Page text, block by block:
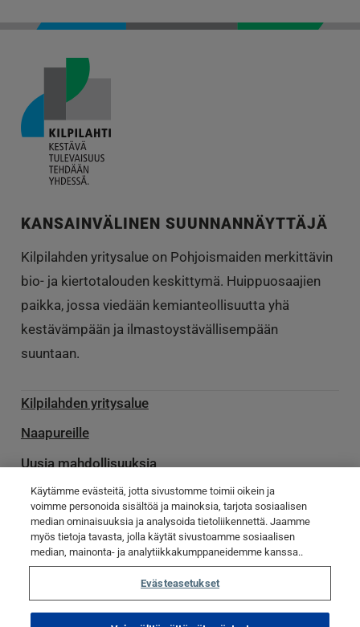
KANSAINVÄLINEN SUUNNANNÄYTTÄJÄ
Kilpilahden yritysalue on Pohjoismaiden merkittävin
bio- ja kiertotalouden keskittymä. Huippuosaajien
paikka, jossa viedään kemianteollisuutta yhä
kestävämpään ja ilmastoystävällisempään
suuntaan.
Kilpilahden yritysalue
Naapureille
Uusia mahdollisuuksia
Palvelu­toimittajille
Ota yhteyttä
Poikkeamatiedotteet
Käytämme evästeitä, jotta sivustomme toimii oikein ja
voimme personoida sisältöä ja mainoksia, tarjota sosiaalisen
median ominaisuuksia ja analysoida tietoliikennettä. Jaamme
myös tietoja tavasta, jolla käytät sivustoamme sosiaalisen
median, mainonta- ja analytiikkakumppaneidemme kanssa..
Evästeasetukset